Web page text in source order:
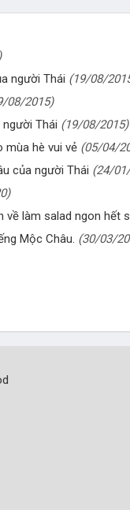
người Thái (19/08/
08/2015)
Thái (19/08/2015)
mùa hè vui vẻ (05/04/
của người Thái (24/
về làm salad ngon hết
Mộc Châu. (30/03/